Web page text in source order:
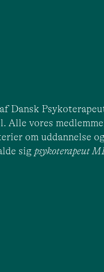
Dansk
Alle vores
om uddannelse
sig psykoterapeut